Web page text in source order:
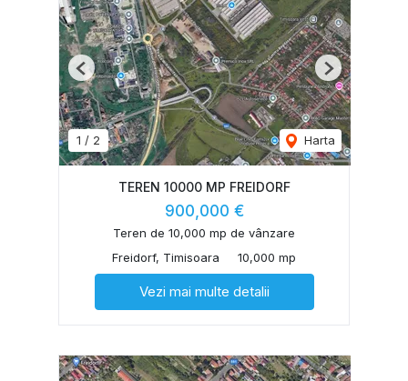
1 / 2 Harta
Previous Next
TEREN 10000 MP FREIDORF
900,000 €
Teren de 10,000 mp de vânzare
Freidorf, Timisoara
10,000 mp
Vezi mai multe detalii